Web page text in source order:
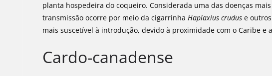
planta hospedeira do coqueiro. Considerada uma das doenças
transmissão ocorre por meio da cigarrinhaHaplaxius crudus e
mais suscetível à introdução, devido à proximidade com o Caribe e
Cardo-canadense